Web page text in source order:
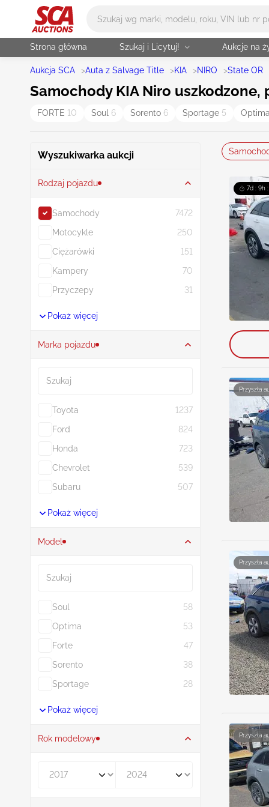
Strona główna Szukaj i Licytuj! Aukcje na
Aukcja SCA >Auta z Salvage Title >KIA >NIRO >State OR
Samochody KIA Niro uszkodzone,
FORTE 10 Soul 6 Sorento 6 Sportage 5 Optima
Wyszukiwarka aukcji
Rodzaj pojazdu
Samochody
7472
Motocykle
250
Ciężarówki
151
Kampery
70
Przyczepy
31
Pokaż więcej
Marka pojazdu
Toyota
1237
Ford
824
Honda
723
Chevrolet
539
Subaru
507
Pokaż więcej
Model
Soul
58
Optima
53
Forte
47
Sorento
38
Sportage
28
Pokaż więcej
Rok modelowy
7d : 9h
Przyszła
Przyszła
Przyszła